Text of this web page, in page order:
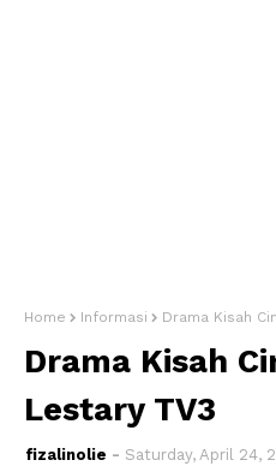
Home Informasi Drama Kisah
Drama Kisah
Lestary TV3
fizalinolie Saturday, April 24,